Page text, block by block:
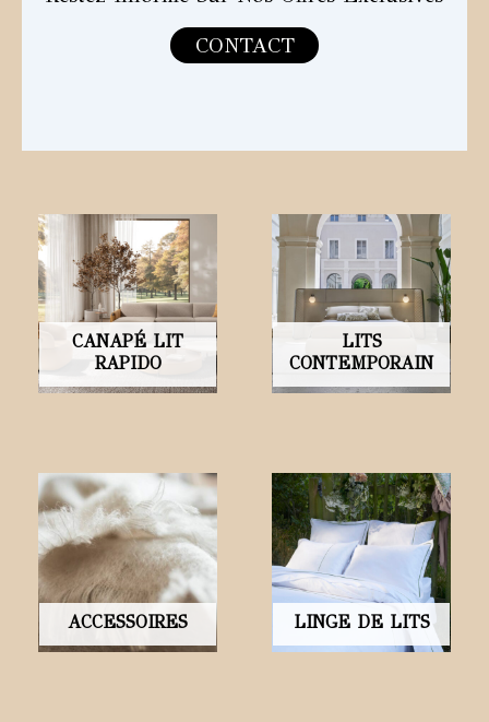
CONTACT
CANAPÉ LIT
RAPIDO
LITS
CONTEMPORAIN
ACCESSOIRES LINGE DE LITS